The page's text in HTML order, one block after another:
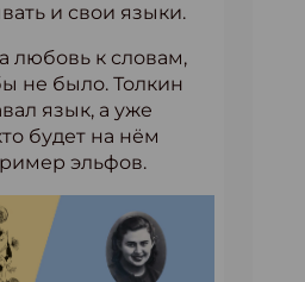
и свои языки.
любовь к словам,
не было. Толкин
язык, а уже
будет на нём
эльфов.